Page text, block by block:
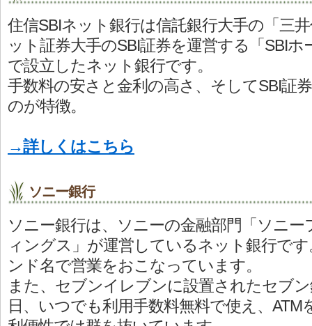
住信SBIネット銀行は信託銀行大手の「三
ット証券大手のSBI証券を運営する「SBI
で設立したネット銀行です。
手数料の安さと金利の高さ、そしてSBI証
のが特徴。
→詳しくはこちら
ソニー銀行
ソニー銀行は、ソニーの金融部門「ソニ
ィングス」が運営しているネット銀行で
ンド名で営業をおこなっています。
また、セブンイレブンに設置されたセブ
日、いつでも利用手数料無料で使え、